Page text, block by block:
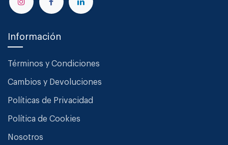
Información
Términos y Condiciones
Cambios y Devoluciones
Políticas de Privacidad
Política de Cookies
Nosotros